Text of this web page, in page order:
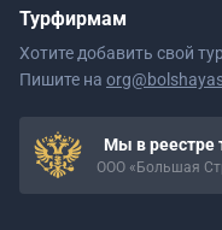
Турфирмам
Хотите добавить свой
Пишите на
Мы в реестре
ООО «Большая